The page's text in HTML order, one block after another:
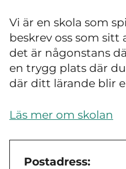
Vi är en skola som
beskrev oss som
det är någonstans
en trygg plats där
där ditt lärande blir
Läs mer om skolan
Postadress: